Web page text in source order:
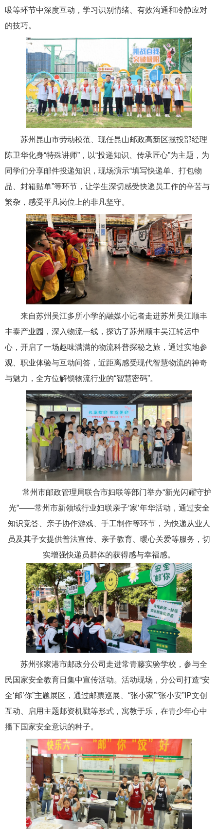
吸等环节中深度互动，学习识别情绪、有效沟通和冷静应对
的技巧。
苏州昆山市劳动模范、现任昆山邮政高新区揽投部经理
陈卫华化身“特殊讲师”，以“投递知识、传承匠心”为主题，为
同学们分享邮件投递知识，现场演示“填写快递单、打包物
品、封箱贴单”等环节，让学生深切感受快递员工作的辛苦与
繁杂，感受平凡岗位上的非凡坚守。
来自苏州吴江多所小学的融媒小记者走进苏州吴江顺丰
丰泰产业园，深入物流一线，探访了苏州顺丰吴江转运中
心，开启了一场趣味满满的物流科普探秘之旅，通过实地参
观、职业体验与互动问答，近距离感受现代智慧物流的神奇
与魅力，全方位解锁物流行业的“智慧密码”。
常州市邮政管理局联合市妇联等部门举办“新光闪耀守护
光”——常州市新领域行业妇联亲子‘家’年华活动，通过安全
知识竞答、亲子协作游戏、手工制作等环节，为快递从业人
员及其子女提供普法宣传、亲子教育、暖心关爱等服务，切
实增强快递员群体的获得感与幸福感。
苏州张家港市邮政分公司走进常青藤实验学校，参与全
民国家安全教育日集中宣传活动。活动现场，分公司打造“安
全‘邮’你”主题展区，通过邮票巡展、“张小家”“张小安”IP文创
互动、启用主题邮资机戳等形式，寓教于乐，在青少年心中
播下国家安全意识的种子。